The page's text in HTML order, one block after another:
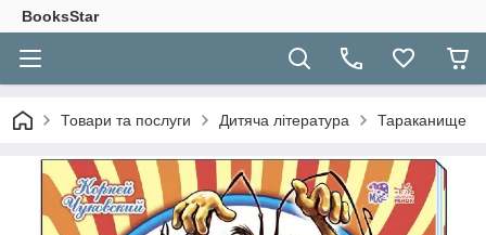
BooksStar
Товари та послуги Дитяча література Тараканище